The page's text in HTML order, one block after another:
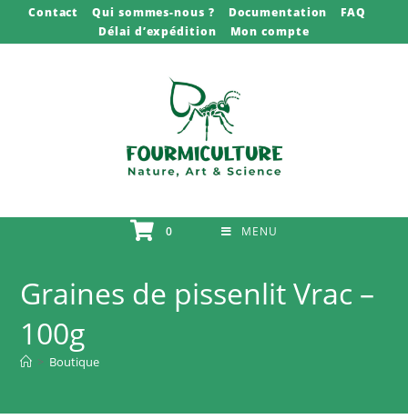
Contact Qui sommes-nous ? Documentation
FAQ
Délai d’expédition
Mon compte
0 MENU
Graines de pissenlit Vrac –
100g
> Boutique